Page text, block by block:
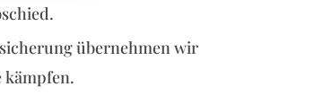
übernehmen wir
kämpfen.